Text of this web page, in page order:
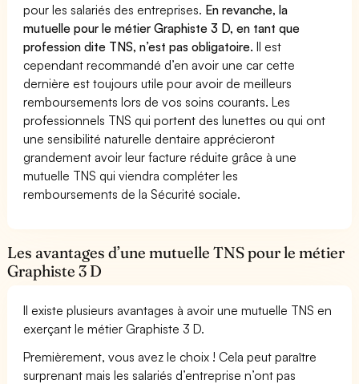
pour les salariés des entreprises. En revanche, la
mutuelle pour le métier Graphiste 3 D, en tant que
profession dite TNS, n’est pas obligatoire.Il est
cependant recommandé d’en avoir une car cette
dernière est toujours utile pour avoir de meilleurs
remboursements lors de vos soins courants. Les
professionnels TNS qui portent des lunettes ou qui ont
une sensibilité naturelle dentaire apprécieront
grandement avoir leur facture réduite grâce à une
mutuelle TNS qui viendra compléter les
remboursements de la Sécurité sociale.
Les avantages d’une mutuelle TNS pour le métier
Graphiste 3 D
Il existe plusieurs avantages à avoir une mutuelle TNS en
exerçant le métier Graphiste 3 D.
Premièrement, vous avez le choix ! Cela peut paraître
surprenant mais les salariés d’entreprise n’ont pas